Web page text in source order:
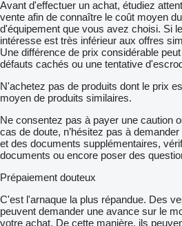
Avant d'effectuer un achat, étudiez
vente afin de connaître le coût moyen
d'équipement que vous avez choisi. Si
intéresse est très inférieur aux offres
Une différence de prix considérable
défauts cachés ou une tentative
N'achetez pas de produits dont le prix
moyen de produits similaires.
Ne consentez pas à payer une caution
cas de doute, n’hésitez pas à
et des documents supplémentaires,
documents ou encore poser des
Prépaiement douteux
C'est l'arnaque la plus répandue. Des
peuvent demander une avance sur le
votre achat. De cette manière, ils